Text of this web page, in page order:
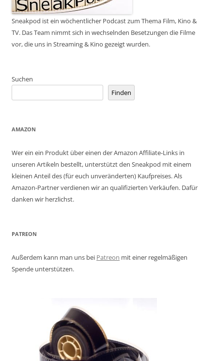
Sneakpod ist ein wöchentlicher Podcast zum Thema Film, Kino &
TV. Das Team nimmt sich in wechselnden Besetzungen die Filme
vor, die uns in Streaming & Kino gezeigt wurden.
Suchen
Finden
AMAZON
Wer ein ein Produkt über einen der Amazon Affiliate-Links in
unseren Artikeln bestellt, unterstützt den Sneakpod mit einem
kleinen Anteil des (für euch unveränderten) Kaufpreises. Als
Amazon-Partner verdienen wir an qualifizierten Verkäufen. Dafür
danken wir herzlichst.
PATREON
Außerdem kann man uns bei Patreon mit einer regelmäßigen
Spende unterstützen.